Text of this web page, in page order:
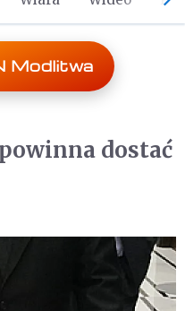
Modlitwa
dostać